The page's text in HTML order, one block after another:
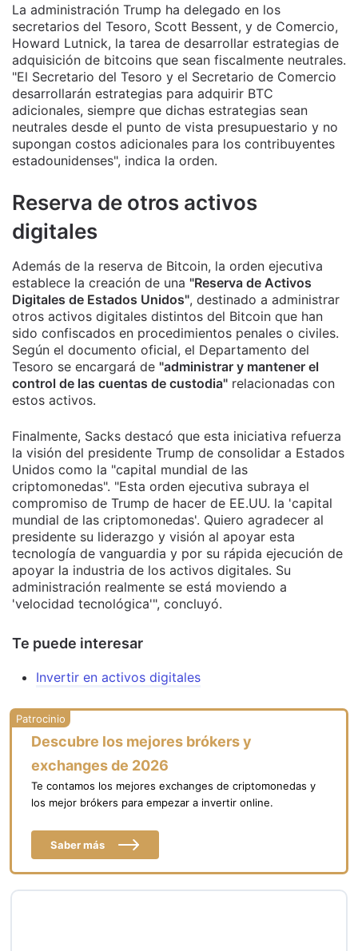
La administración Trump ha delegado en los
secretarios del Tesoro, Scott Bessent, y de Comercio,
Howard Lutnick, la tarea de desarrollar estrategias de
adquisición de bitcoins que sean fiscalmente neutrales.
"El Secretario del Tesoro y el Secretario de Comercio
desarrollarán estrategias para adquirir BTC
adicionales, siempre que dichas estrategias sean
neutrales desde el punto de vista presupuestario y no
supongan costos adicionales para los contribuyentes
estadounidenses", indica la orden.
Reserva de otros activos
digitales
Además de la reserva de Bitcoin, la orden ejecutiva
establece la creación de una "Reserva de Activos
Digitales de Estados Unidos", destinado a administrar
otros activos digitales distintos del Bitcoin que han
sido confiscados en procedimientos penales o civiles.
Según el documento oficial, el Departamento del
Tesoro se encargará de "administrar y mantener el
control de las cuentas de custodia" relacionadas con
estos activos.
Finalmente, Sacks destacó que esta iniciativa refuerza
la visión del presidente Trump de consolidar a Estados
Unidos como la "capital mundial de las
criptomonedas". "Esta orden ejecutiva subraya el
compromiso de Trump de hacer de EE.UU. la 'capital
mundial de las criptomonedas'. Quiero agradecer al
presidente su liderazgo y visión al apoyar esta
tecnología de vanguardia y por su rápida ejecución de
apoyar la industria de los activos digitales. Su
administración realmente se está moviendo a
'velocidad tecnológica'", concluyó.
Te puede interesar
Invertir en activos digitales
Descubre los mejores brókers y
exchanges de 2026
Te contamos los mejores exchanges de criptomonedas y
los mejor brókers para empezar a invertir online.
Saber más